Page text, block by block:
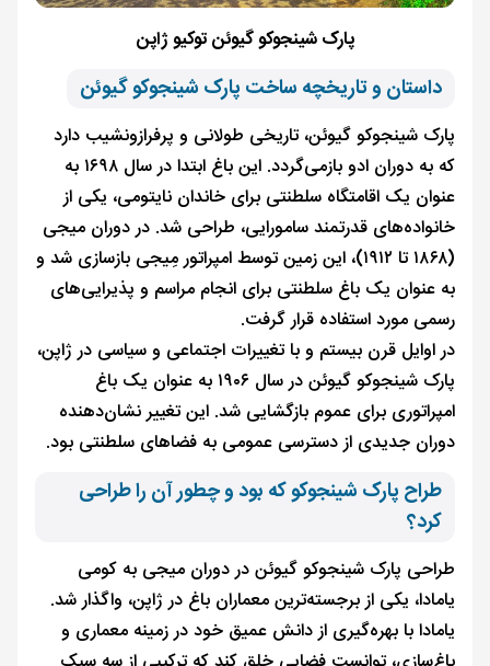
پارک شینجوکو گیوئن توکیو ژاپن
داستان و تاریخچه ساخت پارک شینجوکو گیوئن
پارک شینجوکو گیوئن، تاریخی طولانی و پرفرازونشیب دارد
که به دوران ادو بازمی‌گردد. این باغ ابتدا در سال ۱۶۹۸ به
عنوان یک اقامتگاه سلطنتی برای خاندان نایتومی، یکی از
خانواده‌های قدرتمند سامورایی، طراحی شد. در دوران میجی
(۱۸۶۸ تا ۱۹۱۲)، این زمین توسط امپراتور مِیجی بازسازی شد و
به عنوان یک باغ سلطنتی برای انجام مراسم و پذیرایی‌های
رسمی مورد استفاده قرار گرفت.
در اوایل قرن بیستم و با تغییرات اجتماعی و سیاسی در ژاپن،
پارک شینجوکو گیوئن در سال ۱۹۰۶ به عنوان یک باغ
امپراتوری برای عموم بازگشایی شد. این تغییر نشان‌دهنده
دوران جدیدی از دسترسی عمومی به فضاهای سلطنتی بود.
طراح پارک شینجوکو که بود و چطور آن را طراحی
کرد؟
طراحی پارک شینجوکو گیوئن در دوران میجی به کومی
یامادا، یکی از برجسته‌ترین معماران باغ در ژاپن، واگذار شد.
یامادا با بهره‌گیری از دانش عمیق خود در زمینه معماری و